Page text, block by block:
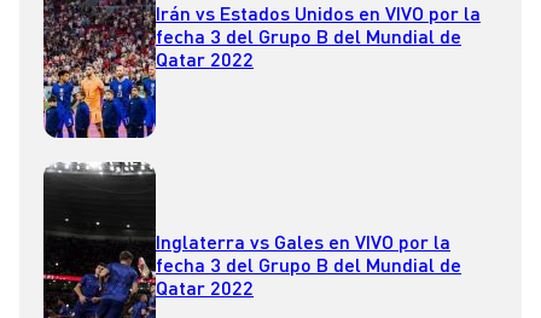
Irán vs Estados Unidos en VIVO por la
fecha 3 del Grupo B del Mundial de
Qatar 2022
Inglaterra vs Gales en VIVO por la
fecha 3 del Grupo B del Mundial de
Qatar 2022